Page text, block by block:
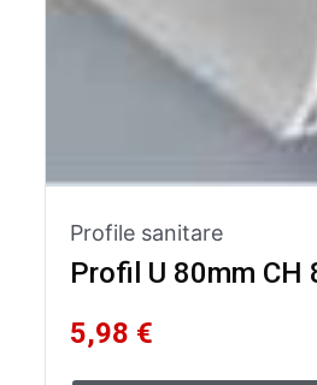
Profile sanitare
Profil U 80mm CH
5,98 €